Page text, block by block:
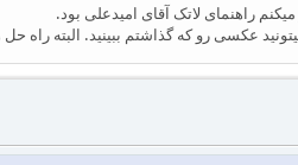
راهنمای لاتک آقای امیدعلی بود.
عکسی رو که گذاشتم ببینید. البته